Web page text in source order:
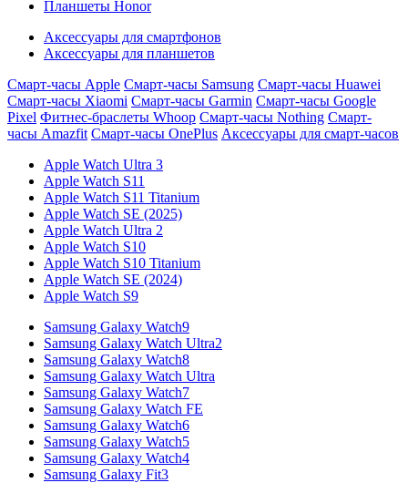
Планшеты Honor
Аксессуары для смартфонов
Аксессуары для планшетов
Смарт-часы Apple Смарт-часы Samsung Смарт-часы Huawei
Смарт-часы Xiaomi Смарт-часы Garmin Смарт-часы Google
Pixel Фитнес-браслеты Whoop Смарт-часы Nothing Смарт-
часы Amazfit Смарт-часы OnePlus Аксессуары для смарт-часов
Apple Watch Ultra 3
Apple Watch S11
Apple Watch S11 Titanium
Apple Watch SE (2025)
Apple Watch Ultra 2
Apple Watch S10
Apple Watch S10 Titanium
Apple Watch SE (2024)
Apple Watch S9
Samsung Galaxy Watch9
Samsung Galaxy Watch Ultra2
Samsung Galaxy Watch8
Samsung Galaxy Watch Ultra
Samsung Galaxy Watch7
Samsung Galaxy Watch FE
Samsung Galaxy Watch6
Samsung Galaxy Watch5
Samsung Galaxy Watch4
Samsung Galaxy Fit3